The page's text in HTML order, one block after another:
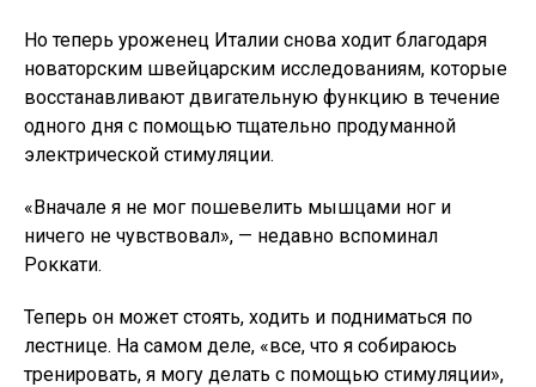
Но теперь уроженец Италии снова ходит благодаря
новаторским швейцарским исследованиям, которые
восстанавливают двигательную функцию в течение
одного дня с помощью тщательно продуманной
электрической стимуляции.
«Вначале я не мог пошевелить мышцами ног и
ничего не чувствовал», — недавно вспоминал
Роккати.
Теперь он может стоять, ходить и подниматься по
лестнице. На самом деле, «все, что я собираюсь
тренировать, я могу делать с помощью стимуляции»,